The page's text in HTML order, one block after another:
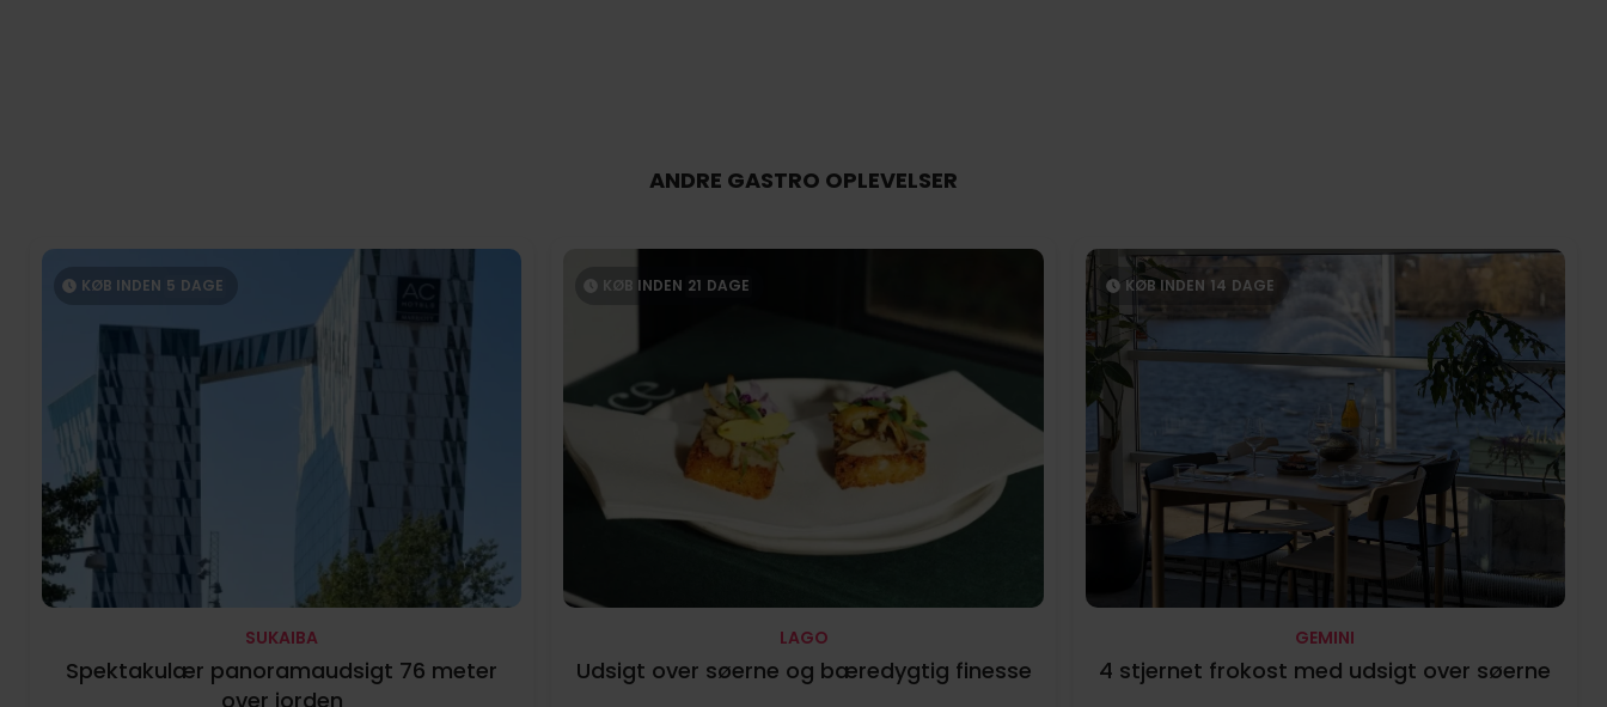
ANDRE GASTRO OPLEVELSER
SUKAIBA
Spektakulær panoramaudsigt 76 meter
over jorden
KØB INDEN 5 DAGE
LAGO
Udsigt over søerne og bæredygtig finesse
KØB INDEN 21 DAGE
GEMINI
4 stjernet frokost med udsigt over søerne
KØB INDEN 14 DAGE